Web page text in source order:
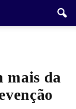
mais da